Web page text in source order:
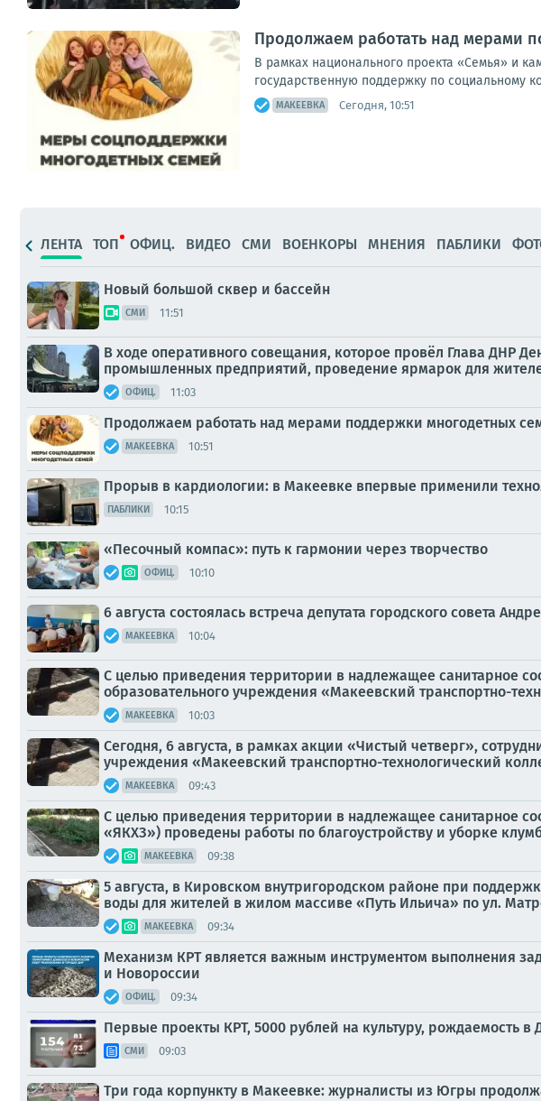
Продолжаем работать над мерами
В рамках национального проекта «Семья» и
государственную поддержку по социальному
МАКЕЕВКА Сегодня, 10:51
ЛЕНТА ТОП ОФИЦ. ВИДЕО СМИ ВОЕНКОРЫ МНЕНИЯ ПАБЛИКИ
Новый большой сквер и бассейн
СМИ 11:51
В ходе оперативного совещания, которое провёл Глава ДНР
промышленных предприятий, проведение ярмарок для
ОФИЦ. 11:03
Продолжаем работать над мерами поддержки многодетных
МАКЕЕВКА 10:51
Прорыв в кардиологии: в Макеевке впервые применили
ПАБЛИКИ 10:15
«Песочный компас»: путь к гармонии через творчество
ОФИЦ. 10:10
6 августа состоялась встреча депутата городского совета
МАКЕЕВКА 10:04
С целью приведения территории в надлежащее санитарное
образовательного учреждения «Макеевский транспортно-
МАКЕЕВКА 10:03
Сегодня, 6 августа, в рамках акции «Чистый четверг»,
учреждения «Макеевский транспортно-технологический
МАКЕЕВКА 09:43
С целью приведения территории в надлежащее санитарное
«ЯКХЗ») проведены работы по благоустройству и уборке
МАКЕЕВКА 09:38
5 августа, в Кировском внутригородском районе при
воды для жителей в жилом массиве «Путь Ильича» по ул.
МАКЕЕВКА 09:34
Механизм КРТ является важным инструментом выполнения
и Новороссии
ОФИЦ. 09:34
Первые проекты КРТ, 5000 рублей на культуру, рождаемость в
СМИ 09:03
Три года корпункту в Макеевке: журналисты из Югры